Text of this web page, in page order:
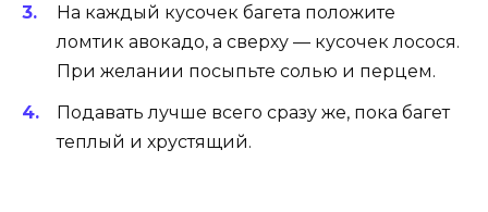
На каждый кусочек багета положите
ломтик авокадо, а сверху — кусочек лосося.
При желании посыпьте солью и перцем.
Подавать лучше всего сразу же, пока багет
теплый и хрустящий.